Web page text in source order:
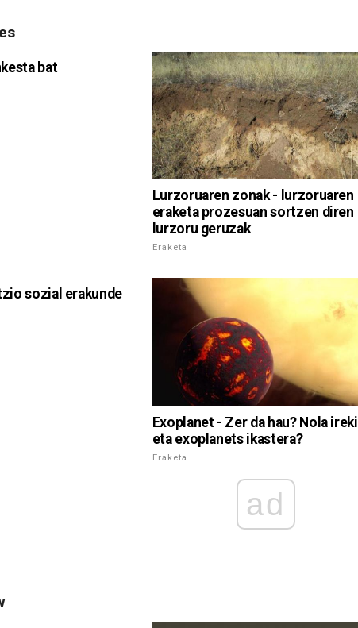
bat
Lurzoruaren zonak - lurzoruaren
eraketa prozesuan sortzen diren
lurzoru geruzak
Eraketa
sozial erakunde
Exoplanet - Zer da hau? Nola ireki
eta exoplanets ikastera?
Eraketa
ad